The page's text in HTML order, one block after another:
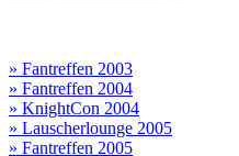
» Fantreffen 2003
» Fantreffen 2004
» KnightCon 2004
» Lauscherlounge 2005
» Fantreffen 2005